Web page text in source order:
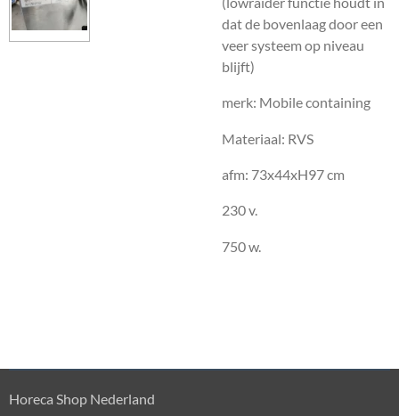
dat de bovenlaag door een
veer systeem op niveau
blijft)
merk: Mobile containing
Materiaal: RVS
afm: 73x44xH97 cm
230 v.
750 w.
Horeca Shop Nederland